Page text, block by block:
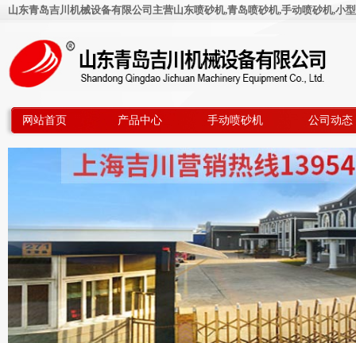
山东青岛吉川机械设备有限公司主营山东喷砂机,青岛喷砂机,手动喷砂机,小
网站首页 产品中心 手动喷砂机 公司动态